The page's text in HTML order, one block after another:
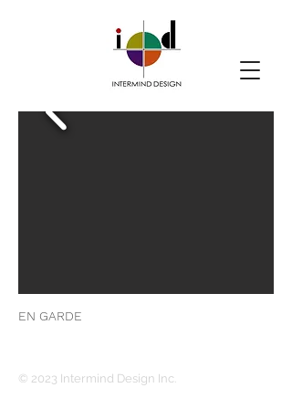
EN GARDE
© 2023 Intermind Design Inc.